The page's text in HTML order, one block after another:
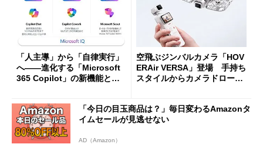
「人主導」から「自律実行」
へ――進化する「Microsoft
365 Copilot」の新機能とエ
空飛ぶジンバルカメラ「HOV
ERAir VERSA」登場 手持ち
スタイルからカメラドローン
「今日の目玉商品は？」毎日変わるAmazonタ
イムセールが見逃せない
AD（Amazon）